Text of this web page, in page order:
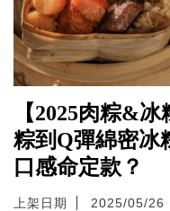
【2025肉粽&
粽到Q彈綿密冰
口感命定款？
上架日期 2025/05/26